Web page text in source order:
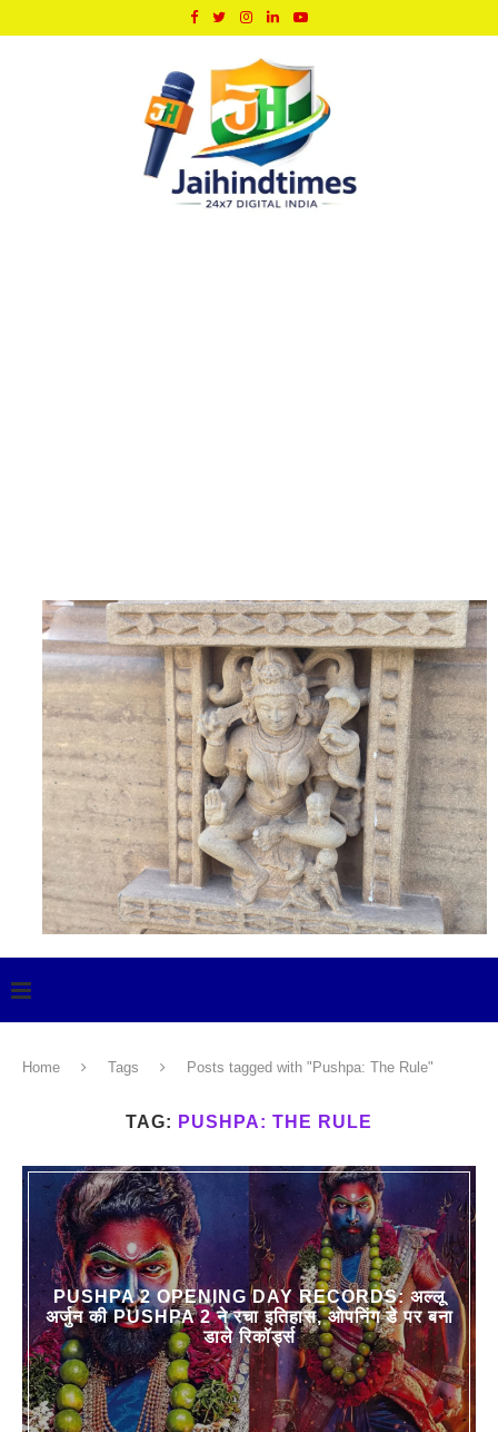
Home Tags Posts tagged with "Pushpa: The Rule"
TAG: PUSHPA: THE RULE
PUSHPA 2 OPENING DAY RECORDS: अल्लू
अर्जुन की PUSHPA 2 ने रचा इतिहास, ओपनिंग डे पर बना
डाले रिकॉर्ड्स